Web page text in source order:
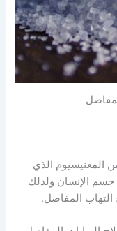
المغنيسيوم الذي
الإنسان ولذلك
التهاب المفاصل.